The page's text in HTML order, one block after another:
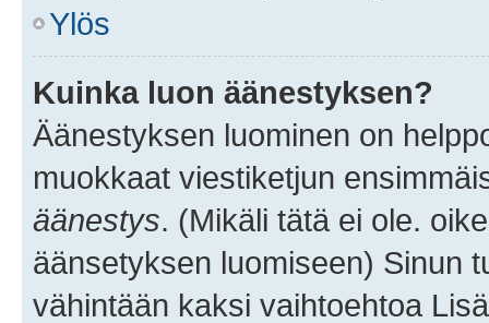
Ylös
Kuinka luon äänestyksen?
Äänestyksen luominen on
muokkaat viestiketjun
äänestys. (Mikäli tätä ei ole.
äänsetyksen luomiseen) Sinun
vähintään kaksi vaihtoehtoa